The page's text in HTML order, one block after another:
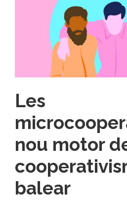
Les
nou motor
balear